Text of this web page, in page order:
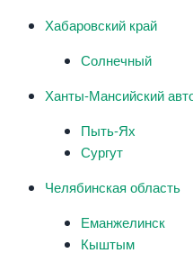
Хабаровский край
Солнечный
Ханты-Мансийский
Пыть-Ях
Сургут
Челябинская область
Еманжелинск
Кыштым